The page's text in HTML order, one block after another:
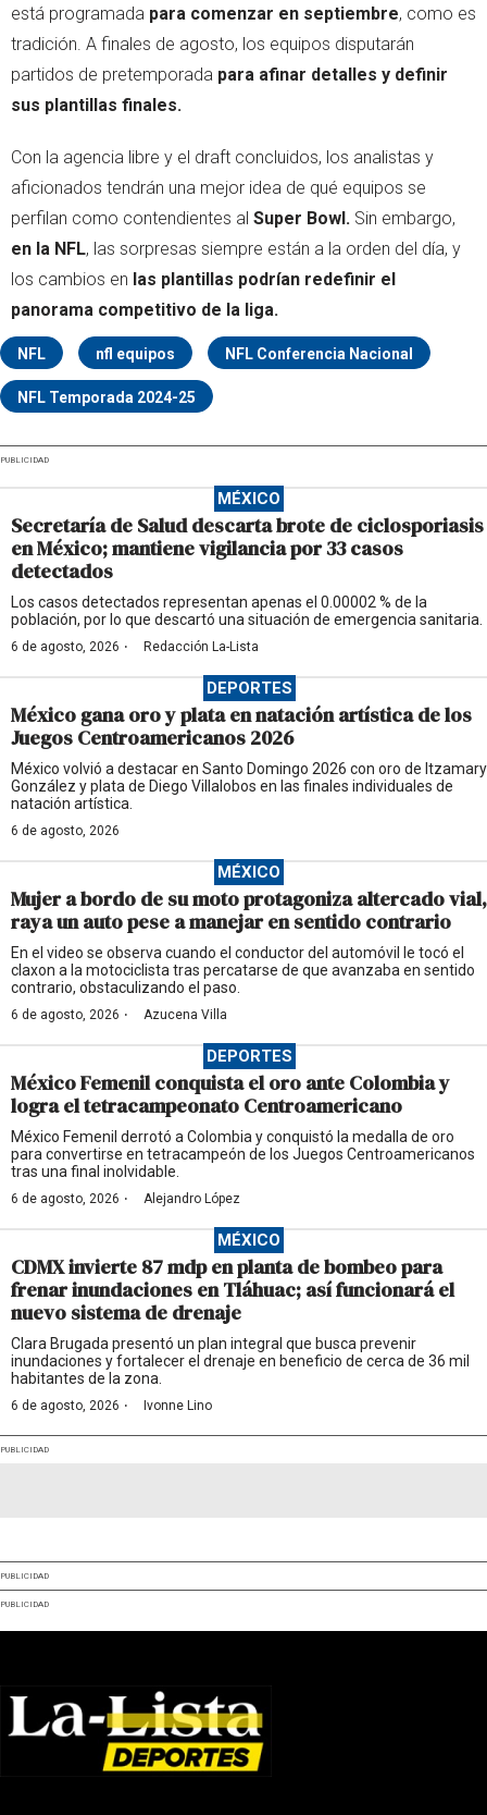
está programada para comenzar en septiembre, como es
tradición. A finales de agosto, los equipos disputarán
partidos de pretemporada para afinar detalles y definir
sus plantillas finales.
Con la agencia libre y el draft concluidos, los analistas y
aficionados tendrán una mejor idea de qué equipos se
perfilan como contendientes al Super Bowl. Sin embargo,
en la NFL, las sorpresas siempre están a la orden del día, y
los cambios en las plantillas podrían redefinir el
panorama competitivo de la liga.
NFL nfl equipos NFL Conferencia Nacional
NFL Temporada 2024-25
PUBLICIDAD
MÉXICO
Secretaría de Salud descarta brote de ciclosporiasis
en México; mantiene vigilancia por 33 casos
detectados
Los casos detectados representan apenas el 0.00002 % de la
población, por lo que descartó una situación de emergencia sanitaria.
6 de agosto, 2026 · Redacción La-Lista
DEPORTES
México gana oro y plata en natación artística de los
Juegos Centroamericanos 2026
México volvió a destacar en Santo Domingo 2026 con oro de Itzamary
González y plata de Diego Villalobos en las finales individuales de
natación artística.
6 de agosto, 2026
MÉXICO
Mujer a bordo de su moto protagoniza altercado vial,
raya un auto pese a manejar en sentido contrario
En el video se observa cuando el conductor del automóvil le tocó el
claxon a la motociclista tras percatarse de que avanzaba en sentido
contrario, obstaculizando el paso.
6 de agosto, 2026 · Azucena Villa
DEPORTES
México Femenil conquista el oro ante Colombia y
logra el tetracampeonato Centroamericano
México Femenil derrotó a Colombia y conquistó la medalla de oro
para convertirse en tetracampeón de los Juegos Centroamericanos
tras una final inolvidable.
6 de agosto, 2026 · Alejandro López
MÉXICO
CDMX invierte 87 mdp en planta de bombeo para
frenar inundaciones en Tláhuac; así funcionará el
nuevo sistema de drenaje
Clara Brugada presentó un plan integral que busca prevenir
inundaciones y fortalecer el drenaje en beneficio de cerca de 36 mil
habitantes de la zona.
6 de agosto, 2026 · Ivonne Lino
PUBLICIDAD
PUBLICIDAD
PUBLICIDAD